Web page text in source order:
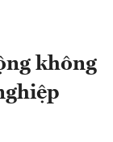
không